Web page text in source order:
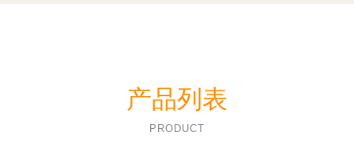
产品列表
PRODUCT